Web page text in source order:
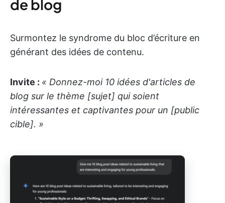
de blog
Surmontez le syndrome du bloc d’écriture en
générant des idées de contenu.
Invite : « Donnez-moi 10 idées d'articles de
blog sur le thème [sujet] qui soient
intéressantes et captivantes pour un [public
cible]. »